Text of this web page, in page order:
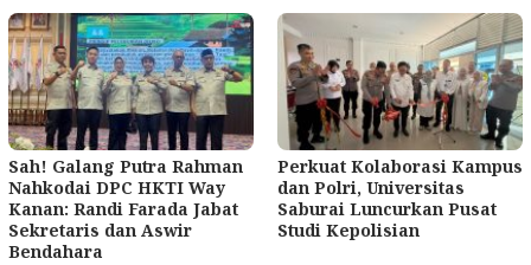
Sah! Galang Putra Rahman
Nahkodai DPC HKTI Way
Kanan: Randi Farada Jabat
Sekretaris dan Aswir
Bendahara
Perkuat Kolaborasi Kampus
dan Polri, Universitas
Saburai Luncurkan Pusat
Studi Kepolisian